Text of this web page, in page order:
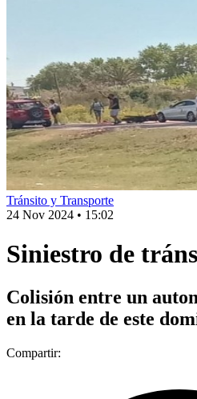
Tránsito y Transporte
24 Nov 2024 • 15:02
Siniestro de
Colisión entre un
en la tarde de este
Compartir: